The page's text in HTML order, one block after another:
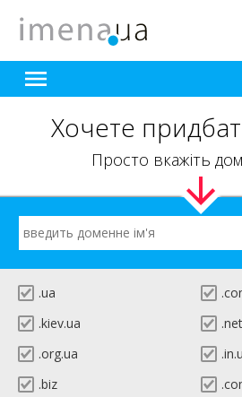
Хочете
Просто вкажіть
.ua
.kiev.ua
.org.ua
.biz